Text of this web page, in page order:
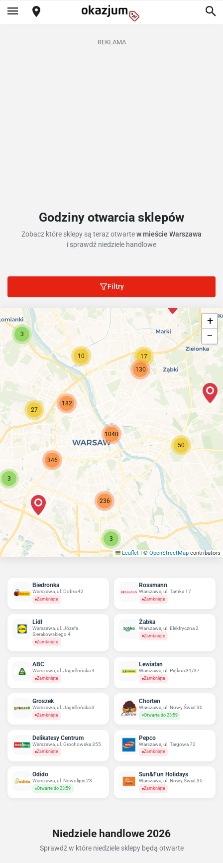
REKLAMA
Godziny otwarcia sklepów
Zobacz które sklepy są teraz otwartew mieście Warszawa
i sprawdź niedziele handlowe
Filtry
50
1040
182
130
236
17
346
27
10
3
3
3
+
−
Leaflet | © OpenStreetMap contributors
Biedronka
Warszawa, ul. Dobra 42
Zamknięte
Rossmann
Warszawa, ul. Tamka 17
Zamknięte
Lidl
Warszawa, ul. Józefa
Sierakowskiego 4
Zamknięte
Żabka
Warszawa, ul. Elektryczna 2
Zamknięte
ABC
Warszawa, ul. Jagiellońska 4
Zamknięte
Lewiatan
Warszawa, ul. Piękna 31/37
Zamknięte
Groszek
Warszawa, ul. Jagiellońska 3
Zamknięte
Chorten
Warszawa, ul. Nowy Świat 30
Otwarte do 23:59
Delikatesy Centrum
Warszawa, ul. Grochowska 355
Zamknięte
Pepco
Warszawa, ul. Targowa 72
Zamknięte
Odido
Warszawa, ul. Nowolipie 23
Otwarte do 23:59
Sun&Fun Holidays
Warszawa, ul. Nowy Świat 35
Zamknięte
Niedziele handlowe 2026
Sprawdź w które niedziele sklepy będą otwarte